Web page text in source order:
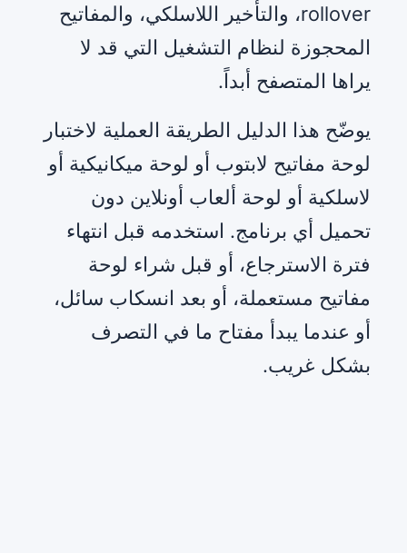
rollover، والتأخير اللاسلكي، والمفاتيح
المحجوزة لنظام التشغيل التي قد لا
يراها المتصفح أبداً.
يوضّح هذا الدليل الطريقة العملية لاختبار
لوحة مفاتيح لابتوب أو لوحة ميكانيكية أو
لاسلكية أو لوحة ألعاب أونلاين دون
تحميل أي برنامج. استخدمه قبل انتهاء
فترة الاسترجاع، أو قبل شراء لوحة
مفاتيح مستعملة، أو بعد انسكاب سائل،
أو عندما يبدأ مفتاح ما في التصرف
بشكل غريب.